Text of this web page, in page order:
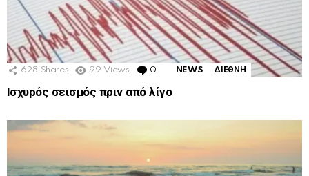
628 Shares 99 Views 0 Comments
NEWS ΔΙΕΘΝΗ
Ισχυρός σεισμός πριν από λίγο